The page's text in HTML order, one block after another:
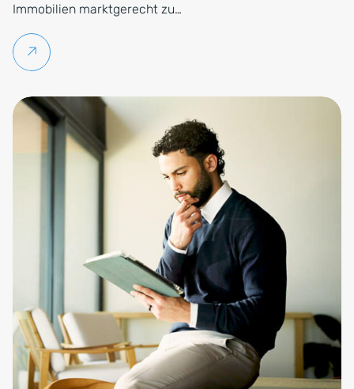
Immobilien marktgerecht zu…
Weiterlesen